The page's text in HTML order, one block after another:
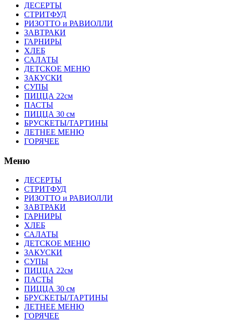
ДЕСЕРТЫ
СТРИТФУД
РИЗОТТО и РАВИОЛЛИ
ЗАВТРАКИ
ГАРНИРЫ
ХЛЕБ
САЛАТЫ
ДЕТСКОЕ МЕНЮ
ЗАКУСКИ
СУПЫ
ПИЦЦА 22см
ПАСТЫ
ПИЦЦА 30 см
БРУСКЕТЫ/ТАРТИНЫ
ЛЕТНЕЕ МЕНЮ
ГОРЯЧЕЕ
Меню
ДЕСЕРТЫ
СТРИТФУД
РИЗОТТО и РАВИОЛЛИ
ЗАВТРАКИ
ГАРНИРЫ
ХЛЕБ
САЛАТЫ
ДЕТСКОЕ МЕНЮ
ЗАКУСКИ
СУПЫ
ПИЦЦА 22см
ПАСТЫ
ПИЦЦА 30 см
БРУСКЕТЫ/ТАРТИНЫ
ЛЕТНЕЕ МЕНЮ
ГОРЯЧЕЕ